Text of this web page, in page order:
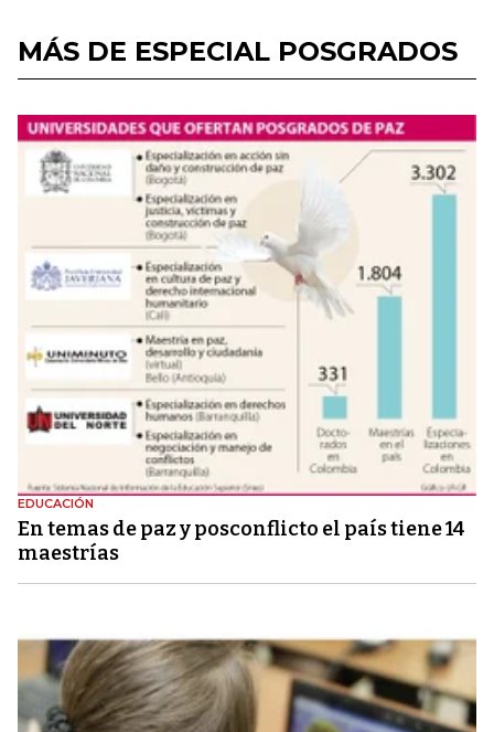
MÁS DE ESPECIAL POSGRADOS
EDUCACIÓN
En temas de paz y posconflicto el país tiene 14
maestrías